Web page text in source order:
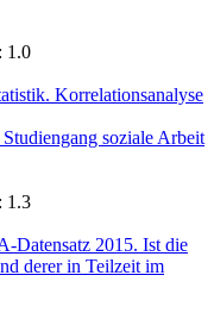
1.0
Korrelationsanalyse
soziale Arbeit
1.3
Datensatz 2015. Ist die
derer in Teilzeit im